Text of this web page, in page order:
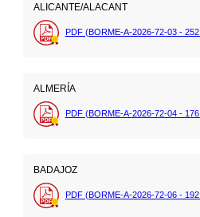
ALICANTE/ALACANT
PDF (BORME-A-2026-72-03 - 252
ALMERÍA
PDF (BORME-A-2026-72-04 - 176
BADAJOZ
PDF (BORME-A-2026-72-06 - 192